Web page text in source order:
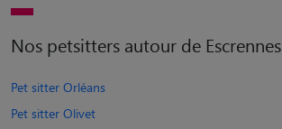
Nos petsitters autour de Escrennes
Pet sitter Orléans
Pet sitter Olivet